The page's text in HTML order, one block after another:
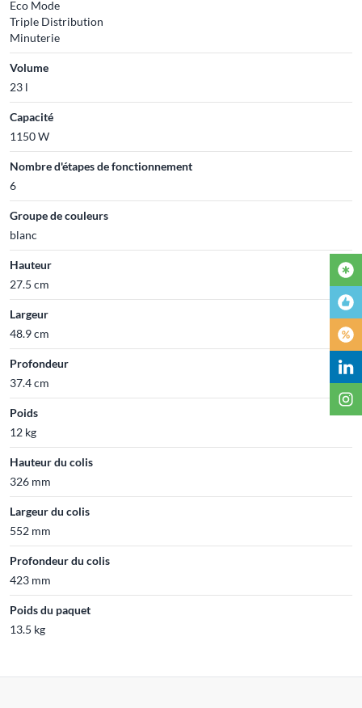
Eco Mode
Triple Distribution
Minuterie
Volume
23 l
Capacité
1150 W
Nombre d'étapes de fonctionnement
6
Groupe de couleurs
blanc
Hauteur
27.5 cm
Largeur
48.9 cm
Profondeur
37.4 cm
Poids
12 kg
Hauteur du colis
326 mm
Largeur du colis
552 mm
Profondeur du colis
423 mm
Poids du paquet
13.5 kg